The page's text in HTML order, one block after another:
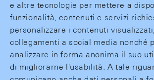
e altre tecnologie per mettere a
funzionalità, contenuti e servizi
personalizzare i contenuti
collegamenti a social media nonché
analizzare in forma anonima il suo
di migliorarne l'usabilità. A tale